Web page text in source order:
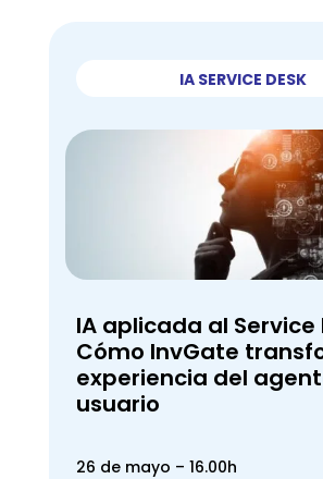
IA SERVICE DESK
IA aplicada al Service
Cómo InvGate
experiencia del
usuario
26 de mayo – 16.00h